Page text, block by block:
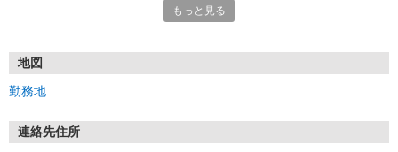
もっと見る
地図
勤務地
連絡先住所